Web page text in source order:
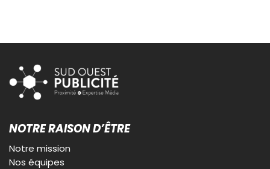
NOTRE RAISON D’ÊTRE
Notre mission
Nos équipes